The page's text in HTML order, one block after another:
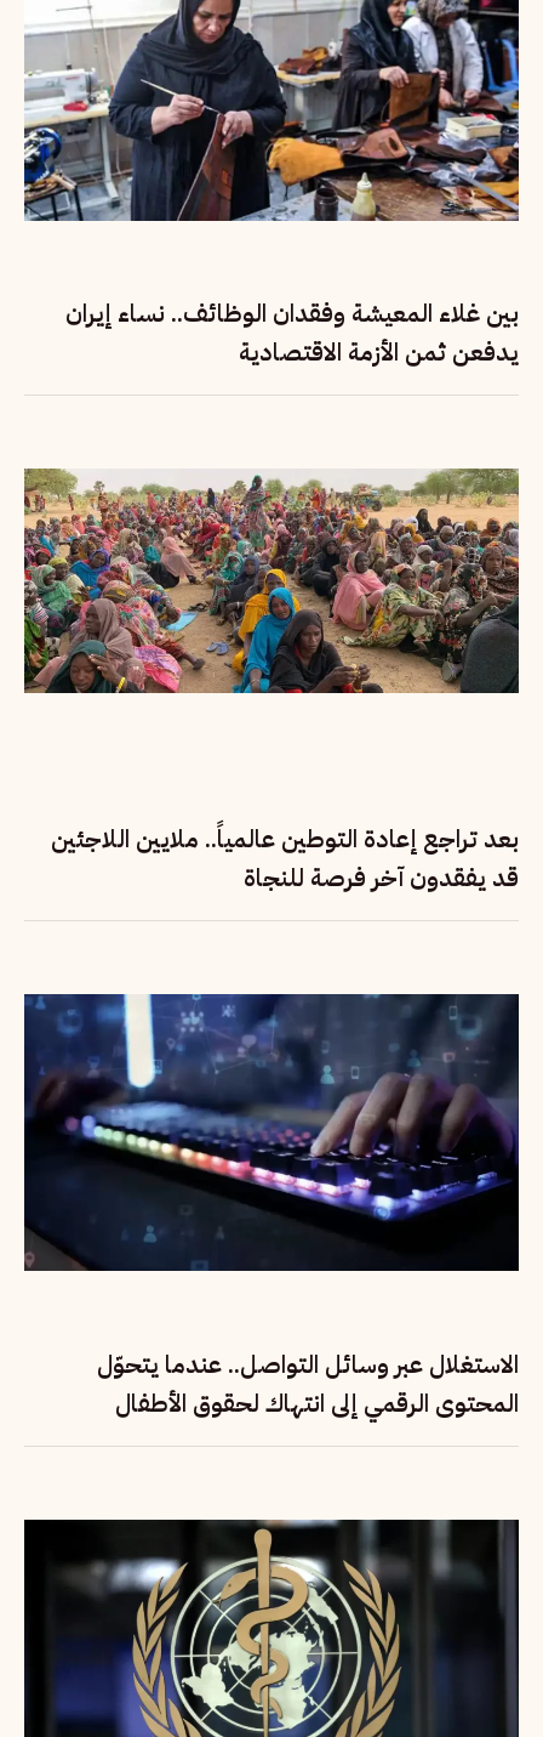
بين غلاء المعيشة وفقدان الوظائف.. نساء إيران
يدفعن ثمن الأزمة الاقتصادية
بعد تراجع إعادة التوطين عالمياً.. ملايين اللاجئين
قد يفقدون آخر فرصة للنجاة
الاستغلال عبر وسائل التواصل.. عندما يتحوّل
المحتوى الرقمي إلى انتهاك لحقوق الأطفال